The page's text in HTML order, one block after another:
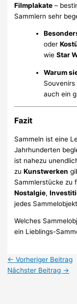
Filmplakate –
Sammlern sehr
oder
wieStar
Warum
auch ein
Fazit
Sammeln ist eine
Jahrhunderten
ist nahezu
zuKunstwerken
Sammlerstücke zu
Nostalgie,
jedes
Welches
ein Lieblings-
← Vorheriger Beitrag
Nächster Beitrag →